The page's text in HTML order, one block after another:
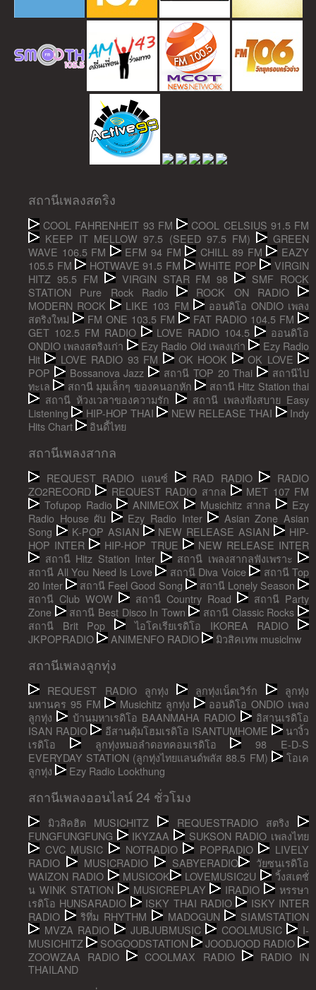
สถานีเพลงสตริง
COOL FAHRENHEIT 93 FM
COOL CELSIUS 91.5 FM
KEEP IT MELLOW 97.5 (SEED 97.5 FM)
GREEN
WAVE 106.5 FM
EFM 94 FM CHILL 89 FM
EAZY
105.5 FM
HOTWAVE 91.5 FM WHITE POP
VIRGIN
HITZ 95.5 FM
VIRGIN STAR FM 98
SMF ROCK
STATION Pure Rock Radio
ROCK ON RADIO
MODERN ROCK
LIKE 103 FM
ออนดิโอ ONDIO เพลง
สตริงใหม่
FM ONE 103.5 FM
FAT RADIO 104.5 FM
GET 102.5 FM RADIO
LOVE RADIO 104.5
ออนดิโอ
ONDIO เพลงสตริงเก่า
Ezy Radio Old เพลงเก่า
Ezy Radio
Hit
LOVE RADIO 93 FM OK HOOK
OK LOVE
POP
Bossanova Jazz สถานี TOP 20 Thai
สถานีไป
ทะเล
สถานี มุมเล็กๆ ของคนอกหัก
สถานี Hitz Station thai
สถานี ห้วงเวลาของความรัก
สถานี เพลงฟังสบาย Easy
Listening
HIP-HOP THAI NEW RELEASE THAI
Indy
Hits Chart
อินดี้ไทย
สถานีเพลงสากล
REQUEST RADIO แดนซ์ RAD RADIO
RADIO
ZO2RECORD
REQUEST RADIO สากล
MET 107 FM
Tofupop Radio
ANIMEOX Musichitz สากล
Ezy
Radio House ผับ
Ezy Radio Inter
Asian Zone Asian
Song
K-POP ASIAN NEW RELEASE ASIAN
HIP-
HOP INTER
HIP-HOP TRUE
NEW RELEASE INTER
สถานี Hitz Station Inter
สถานี เพลงสากลฟังเพราะ
สถานี All You Need Is Love
สถานี Diva Voice
สถานี Top
20 Inter
สถานี Feel Good Song
สถานี Lonely Season
สถานี Club WOW
สถานี Country Road
สถานี Party
Zone
สถานี Best Disco In Town
สถานี Classic Rocks
สถานี Brit Pop
ไอโคเรียเรดิโอ IKOREA RADIO
JKPOPRADIO
ANIMENFO RADIO มิวสิคเทพ musiclnw
สถานีเพลงลูกทุ่ง
REQUEST RADIO ลูกทุ่ง ลูกทุ่งเน็ตเวิร์ก
ลูกทุ่ง
มหานคร 95 FM
Musichitz ลูกทุ่ง
ออนดิโอ ONDIO เพลง
ลูกทุ่ง
บ้านมหาเรดิโอ BAANMAHA RADIO
อิสานเรดิโอ
ISAN RADIO
อีสานตุ้มโฮมเรดิโอ ISANTUMHOME
นางิ้ว
เรดิโอ
ลูกทุ่งหมอลำดอทคอมเรดิโอ
98 E-D-S
EVERYDAY STATION (ลูกทุ่งไทยแลนด์พลัส 88.5 FM)
โอเค
ลูกทุ่ง
Ezy Radio Lookthung
สถานีเพลงออนไลน์ 24 ชั่วโมง
มิวสิคฮิต MUSICHITZ
REQUESTRADIO สตริง
FUNGFUNGFUNG
IKYZAA
SUKSON RADIO เพลงไทย
CVC MUSIC
NOTRADIO POPRADIO
LIVELY
RADIO
MUSICRADIO SABYERADIO
วัยซนเรดิโอ
WAIZON RADIO
MUSICOK LOVEMUSIC2U
วิ้งสเตชั่
น WINK STATION
MUSICREPLAY IRADIO
หรรษา
เรดิโอ HUNSARADIO
ISKY THAI RADIO
ISKY INTER
RADIO
ริทึ่ม RHYTHM MADOGUN
SIAMSTATION
MVZA RADIO
JUBJUBMUSIC COOLMUSIC
I-
MUSICHITZ
SOGOODSTATION
JOODJOOD RADIO
ZOOWZAA RADIO
COOLMAX RADIO
RADIO IN
THAILAND